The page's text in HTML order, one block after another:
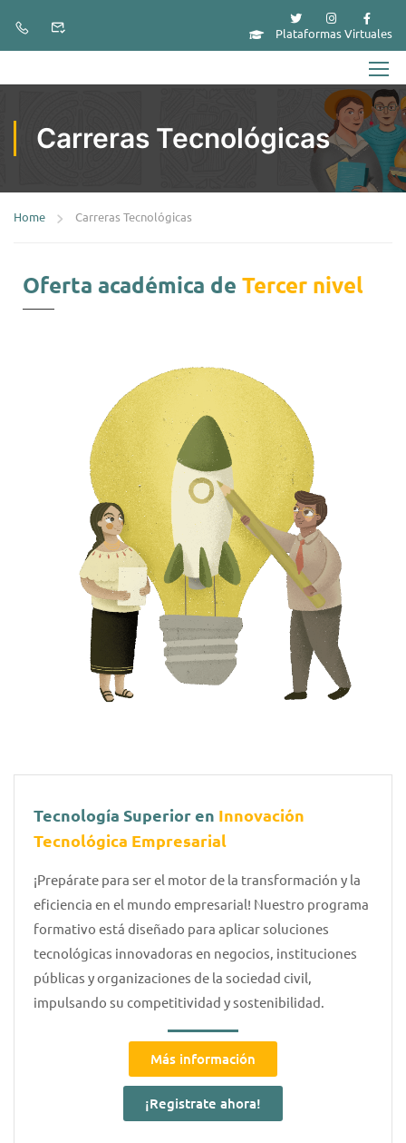
Plataformas Virtuales
Carreras Tecnológicas
Home Carreras Tecnológicas
Oferta académica de Tercer nivel
Tecnología Superior en Innovación
Tecnológica Empresarial
¡Prepárate para ser el motor de la transformación y la
eficiencia en el mundo empresarial! Nuestro programa
formativo está diseñado para aplicar soluciones
tecnológicas innovadoras en negocios, instituciones
públicas y organizaciones de la sociedad civil,
impulsando su competitividad y sostenibilidad.
Más información
¡Registrate ahora!